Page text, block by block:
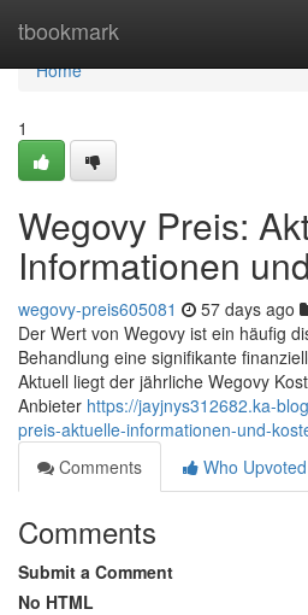
tbookmark
Home
Home
1
Wegovy Preis:
Informationen
wegovy-preis605081 57 days ago
Der Wert von Wegovy ist ein häufig
Behandlung eine signifikante
Aktuell liegt der jährliche Wegovy
Anbieter https://jayjnys312682.ka-
preis-aktuelle-informationen-und-
Comments
Who Upvoted
Comments
Submit a Comment
No HTML